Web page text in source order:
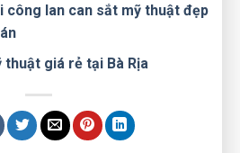
công lan can sắt mỹ thuật đẹp
thuật giá rẻ tại Bà Rịa